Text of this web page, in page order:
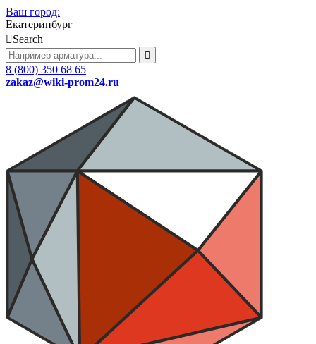
Ваш город:
Екатеринбург
Search
8 (800) 350 68 65
zakaz@wiki-prom24.ru